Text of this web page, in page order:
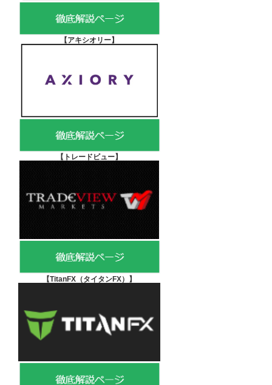
【アキシオリー】
【 トレードビュー】
【TitanFX（タイタンFX） 】